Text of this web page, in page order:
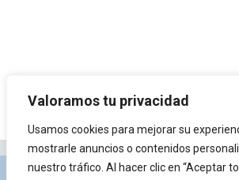
Valoramos tu privacidad
Usamos cookies para mejorar su
mostrarle anuncios o contenidos
nuestro tráfico. Al hacer clic en “Aceptar